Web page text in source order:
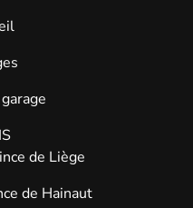
de Liège
de Hainaut